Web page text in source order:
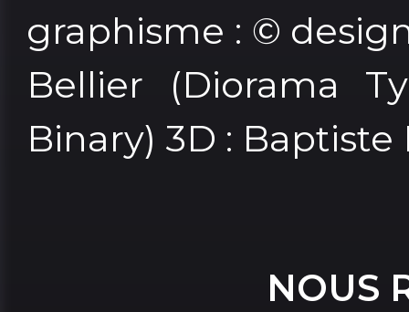
graphisme : ©
Bellier (Diorama
Binary) 3D :
NOUS